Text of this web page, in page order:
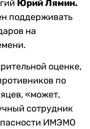
Юрий Лямин.
поддерживать
на
оценке,
по
«может,
сотрудник
ИМЭМО